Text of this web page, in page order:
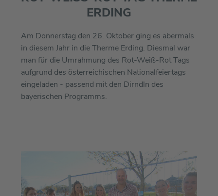
RDING
Am Donnerstag den 26. Oktober ging es abermals
in diesem Jahr in die Therme Erding. Diesmal war
man für die Umrahmung des Rot-Weiß-Rot Tags
aufgrund des österreichischen Nationalfeiertags
eingeladen - passend mit den Dirndln des
bayerischen Programms.